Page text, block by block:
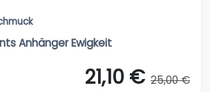
Anhänger Ewigkeit
21,10 € 25,00 €